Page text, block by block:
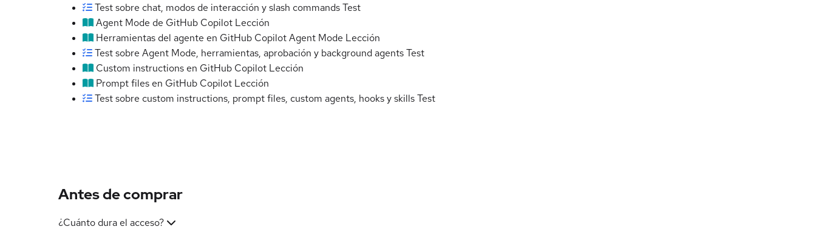
Test sobre chat, modos de interacción y slash commandsTest
Agent Mode de GitHub Copilot Lección
Herramientas del agente en GitHub Copilot Agent Mode Lección
Test sobre Agent Mode, herramientas, aprobación y background agentsTest
Custom instructions en GitHub Copilot Lección
Prompt files en GitHub Copilot Lección
Test sobre custom instructions, prompt files, custom agents, hooks y skillsTest
Antes de comprar
¿Cuánto dura el acceso?